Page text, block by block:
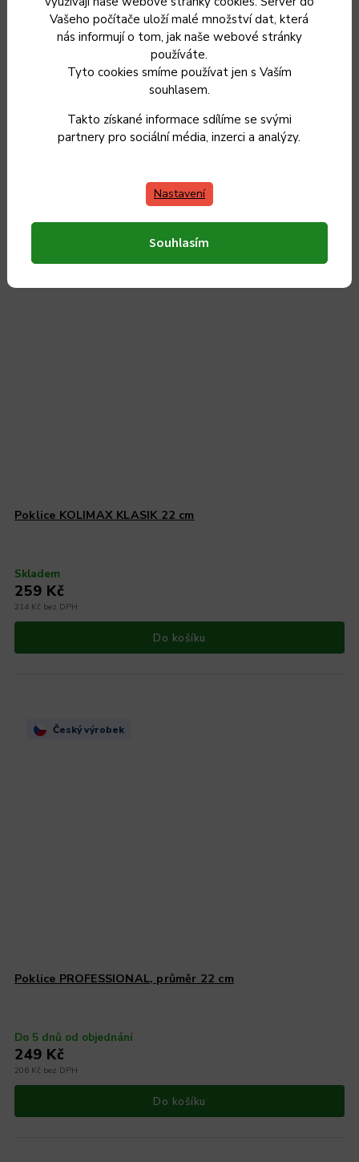
Vašeho počítače uloží malé množství dat, která
nás informují o tom, jak naše webové stránky
používáte.
Tyto cookies smíme používat jen s Vaším
souhlasem.
Takto získané informace sdílíme se svými
partnery pro sociální média, inzerci a analýzy.
Nastavení
Souhlasím
26.7.2026
Lenka Skopalikova
Zobrazit další hodnocení
Související produkty
Český výrobek
Poklice KOLIMAX KLASIK 22 cm
Skladem
214 Kč bez DPH
259 Kč
Do košíku
Český výrobek
Poklice PROFESSIONAL, průměr 22 cm
Do 5 dnů od objednání
206 Kč bez DPH
249 Kč
Do košíku